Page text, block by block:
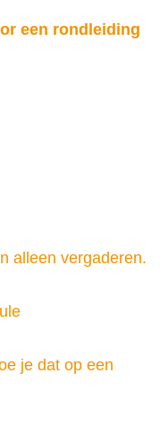
een rondleiding
alleen vergaderen.
je dat op een